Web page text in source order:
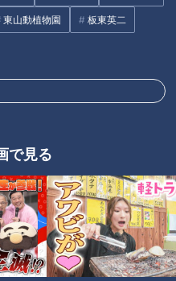
東山動植物園 板東英二
で見る
たや奥二重の学生およそ500
ごい。ふたりでだよ」
と腫れぼったくなる」という
門学校の教員や学生の意見も
手な色が似合う」という視点
イシャドウパレットを開発し
れぼったく見えない工夫が施